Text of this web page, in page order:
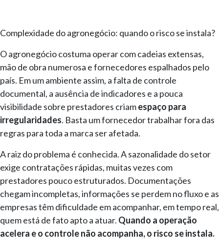
Complexidade do agronegócio: quando o risco se instala?
O agronegócio costuma operar com cadeias extensas,
mão de obra numerosa e fornecedores espalhados pelo
país. Em um ambiente assim, a falta de controle
documental, a ausência de indicadores e a pouca
visibilidade sobre prestadores criamespaço para
irregularidades. Basta um fornecedor trabalhar fora das
regras para toda a marca ser afetada.
A raiz do problema é conhecida. A sazonalidade do setor
exige contratações rápidas, muitas vezes com
prestadores pouco estruturados. Documentações
chegam incompletas, informações se perdem no fluxo e as
empresas têm dificuldade em acompanhar, em tempo real,
quem está de fato apto a atuar. Quando a operação
acelera e o controle não acompanha, o risco se instala.